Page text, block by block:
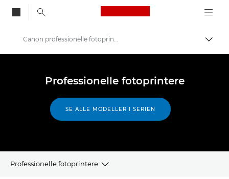
Canon Logo, back
Skift
Printere fra Canon
Canon professionelle fotoprintere
Professionelle fotoprintere
SE ALLE MODELLER I SERIEN
Professionelle fotoprintere